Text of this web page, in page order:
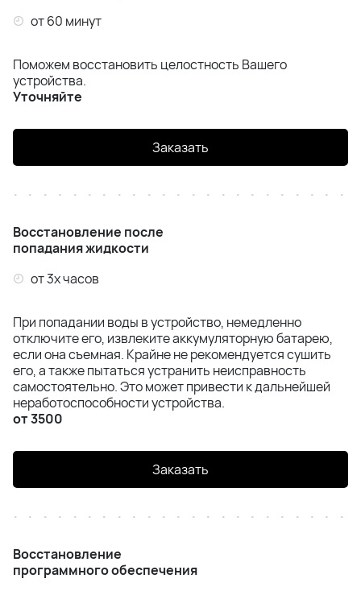
от 60 минут
Поможем восстановить целостность Вашего
устройства.
Уточняйте
Заказать
Восстановление после
попадания жидкости
от 3х часов
При попадании воды в устройство, немедленно
отключите его, извлеките аккумуляторную батарею,
если она съемная. Крайне не рекомендуется сушить
его, а также пытаться устранить неисправность
самостоятельно. Это может привести к дальнейшей
неработоспособности устройства.
от 3500
Заказать
Восстановление
программного обеспечения